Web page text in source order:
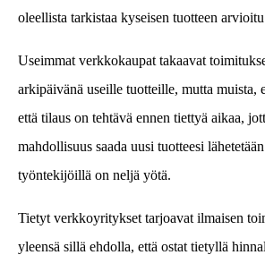
oleellista tarkistaa kyseisen tuotteen
Useimmat verkkokaupat takaavat
arkipäivänä useille tuotteille, mutta muista,
että tilaus on tehtävä ennen tiettyä aikaa,
mahdollisuus saada uusi tuotteesi
työntekijöillä on neljä yötä.
Tietyt verkkoyritykset tarjoavat ilmaisen
yleensä sillä ehdolla, että ostat tietyllä